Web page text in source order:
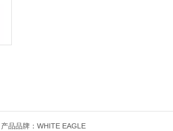
产品品牌：WHITE EAGLE